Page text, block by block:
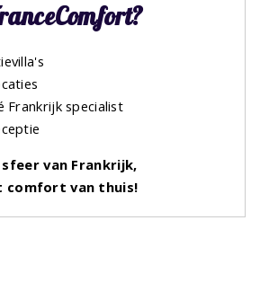
Frankrijk specialist
sfeer van Frankrijk,
comfort van thuis!